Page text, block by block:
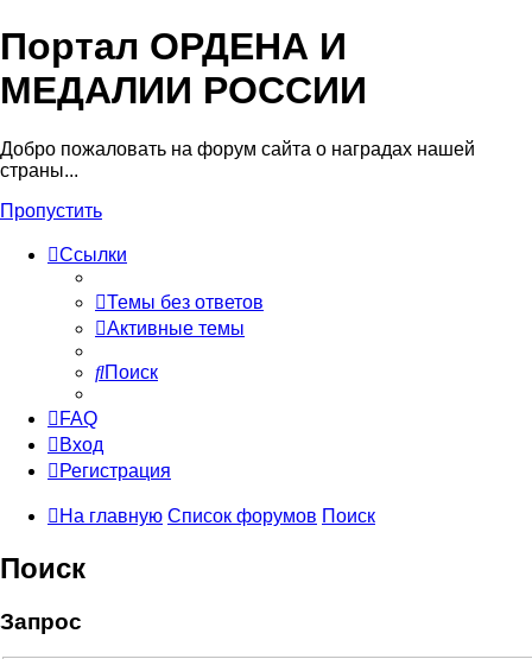
Портал ОРДЕНА И
МЕДАЛИИ РОССИИ
Добро пожаловать на форум сайта о наградах нашей
страны...
Пропустить
Ссылки
Темы без ответов
Активные темы
Поиск
FAQ
Вход
Регистрация
На главную Список форумов Поиск
Поиск
Запрос